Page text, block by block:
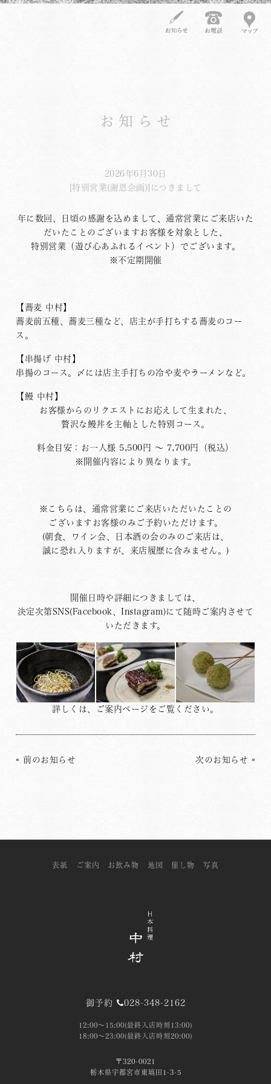
お知らせ
2026年6月30日
[特別営業(謝恩企画)]につきまして
年に数回、日頃の感謝を込めまして、通常営業にご来店いた
だいたことのございますお客様を対象とした、
特別営業（遊び心あふれるイベント）でございます。
※不定期開催
【蕎麦 中村】
蕎麦前五種、蕎麦三種など、店主が手打ちする蕎麦のコー
ス。
【串揚げ 中村】
串揚のコース。〆には店主手打ちの冷や麦やラーメンなど。
【鰻 中村】
お客様からのリクエストにお応えして生まれた、
贅沢な鰻丼を主軸とした特別コース。
​料金目安：お一人様 5,500円 〜 7,700円（税込）
※開催内容により異なります。
​※こちらは、通常営業にご来店いただいたことの
ございますお客様のみご予約いただけます。
(朝食、ワイン会、日本酒の会のみのご来店は、
誠に恐れ入りますが、来店履歴に含みません。)
開催日時や詳細につきましては、
決定次第SNS(Facebook、Instagram)にて随時ご案内させて
いただきます。
詳しくは、 ご案内ページ をご覧ください。
« 前のお知らせ 次のお知らせ »
表紙 ご案内 お飲み物 地図 催し物 写真
御予約 028-348-2162
12:00～15:00(最終入店時刻13:00)
18:00～23:00(最終入店時刻20:00)
〒320-0021
栃木県宇都宮市東塙田1-3-5